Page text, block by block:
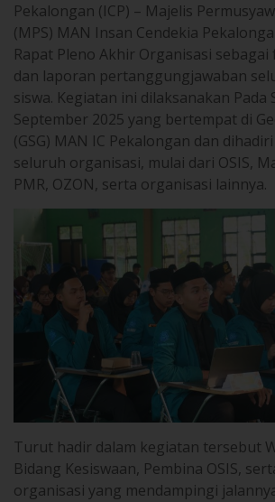
Pekalongan (ICP) – Majelis
(MPS) MAN Insan Cendekia
Rapat Pleno Akhir Organisasi
dan laporan pertanggungjawaban
siswa. Kegiatan ini dilaksanakan Pada
September 2025 yang bertempat di
(GSG) MAN IC Pekalongan dan
seluruh organisasi, mulai dari OSIS,
PMR, OZON, serta organisasi lainnya.
Turut hadir dalam kegiatan tersebut
Bidang Kesiswaan, Pembina OSIS,
organisasi yang mendampingi